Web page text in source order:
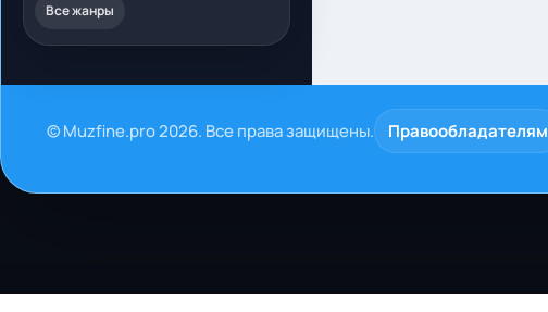
Все жанры
© Muzfine.pro 2026. Все права защищены. Правообладателям